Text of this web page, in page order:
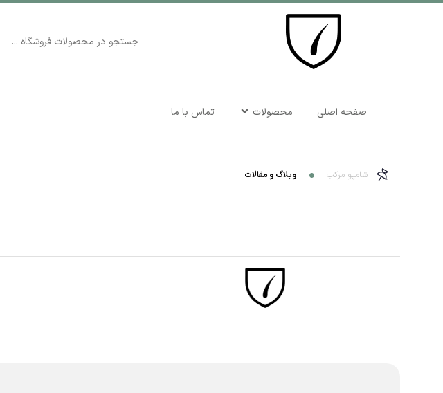
صفحه اصلی محصولات تماس با ما
شامپو مرکب وبلاگ و مقالات